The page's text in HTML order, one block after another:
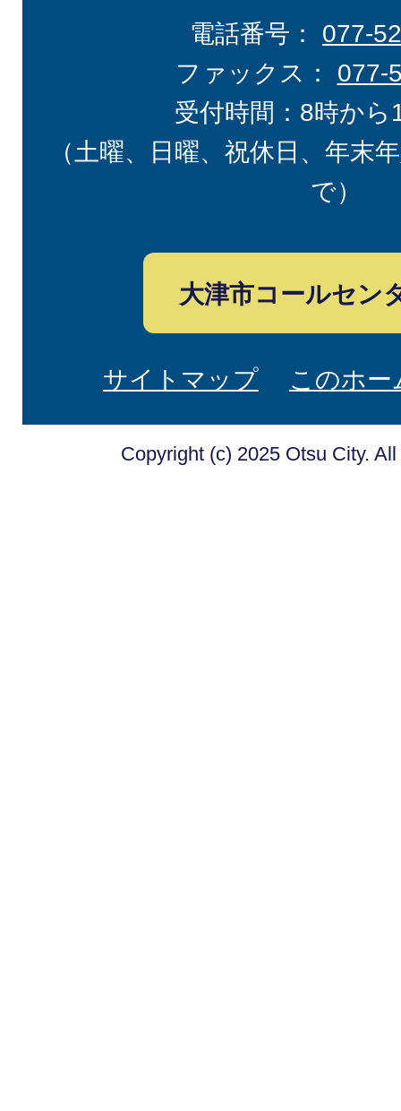
電話番号： 077-
ファックス： 077-
受付時間：8時から
（土曜、日曜、祝休日、年末
で）
大津市コールセン
サイトマップ このホ
Copyright (c) 2025 Otsu City.